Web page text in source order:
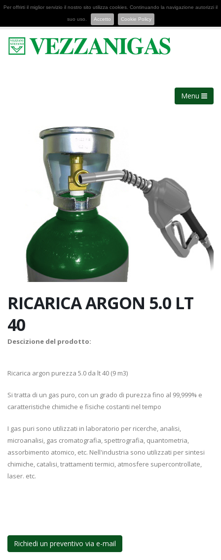
Per offrirti il miglior servizio il nostro sito utilizza cookies. Continuando la navigazione autorizzi il
suo uso. Accetto Cookie Policy
Menu
RICARICA ARGON 5.0 LT
40
Descizione del prodotto:
Ricarica argon purezza 5.0 da lt 40 (9 m3)
Si tratta di un gas puro, con un grado di purezza fino al 99,999% e
caratteristiche chimiche e fisiche costanti nel tempo
I gas puri sono utilizzati in laboratorio per ricerche, analisi,
microanalisi, gas cromatografia, spettrografia, quantometria,
assorbimento atomico, etc. Nell'industria sono utilizzati per sintesi
chimiche, catalisi, trattamenti termici, atmosfere supercontrollate,
laser. etc.
Richiedi un preventivo via e-mail